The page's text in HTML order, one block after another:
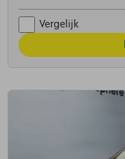
Vergelijk